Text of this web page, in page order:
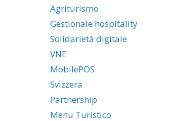
Agriturismo
Gestionale hospitality
Solidarietà digitale
VNE
MobilePOS
Svizzera
Partnership
Menu Turistico